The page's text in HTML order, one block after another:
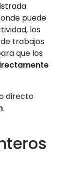
puede
los
trabajos
que los
directo